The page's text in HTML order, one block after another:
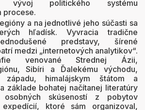
vývoj politického systému
procese.
a na jednotlivé jeho súčasti sa
hľadísk. Vyvracia tradične
predstavy, šírené
medzi „internetových analytikov“.
venované Strednej Ázii,
Sibíri a Ďalekému východu,
západu, himalájskym štátom a
základe bohatej načítanej literatúry
osobných skúseností z pobytov
ktoré sám organizoval,